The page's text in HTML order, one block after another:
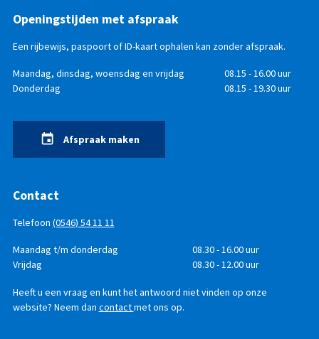
Openingstijden met afspraak
Een rijbewijs, paspoort of ID-kaart ophalen kan zonder afspraak.
Openingstijden
DagTijd
Maandag, dinsdag, woensdag en vrijdag
08.15 - 16.00 uur
Donderdag
08.15 - 19.30 uur
Afspraak maken
Contact
Telefoon (0546) 54 11 11
Telefonisch
bereikbaar
DagTijd
Maandag t/m donderdag
08.30 - 16.00 uur
Vrijdag
08.30 - 12.00 uur
Heeft u een vraag en kunt het antwoord niet vinden op onze
website? Neem dan contactmet ons op.